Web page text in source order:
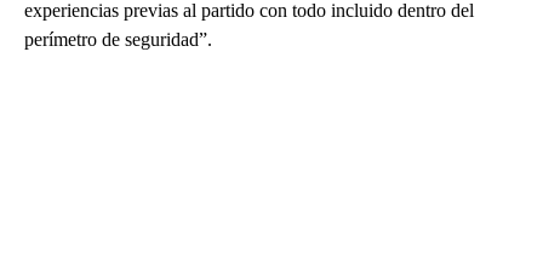
experiencias previas al partido con todo incluido dentro del
perímetro de seguridad”.